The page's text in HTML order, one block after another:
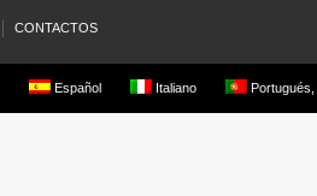
CONTACTOS
Español Italiano Portugués,